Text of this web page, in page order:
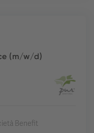
(m/w/d)
Benefit